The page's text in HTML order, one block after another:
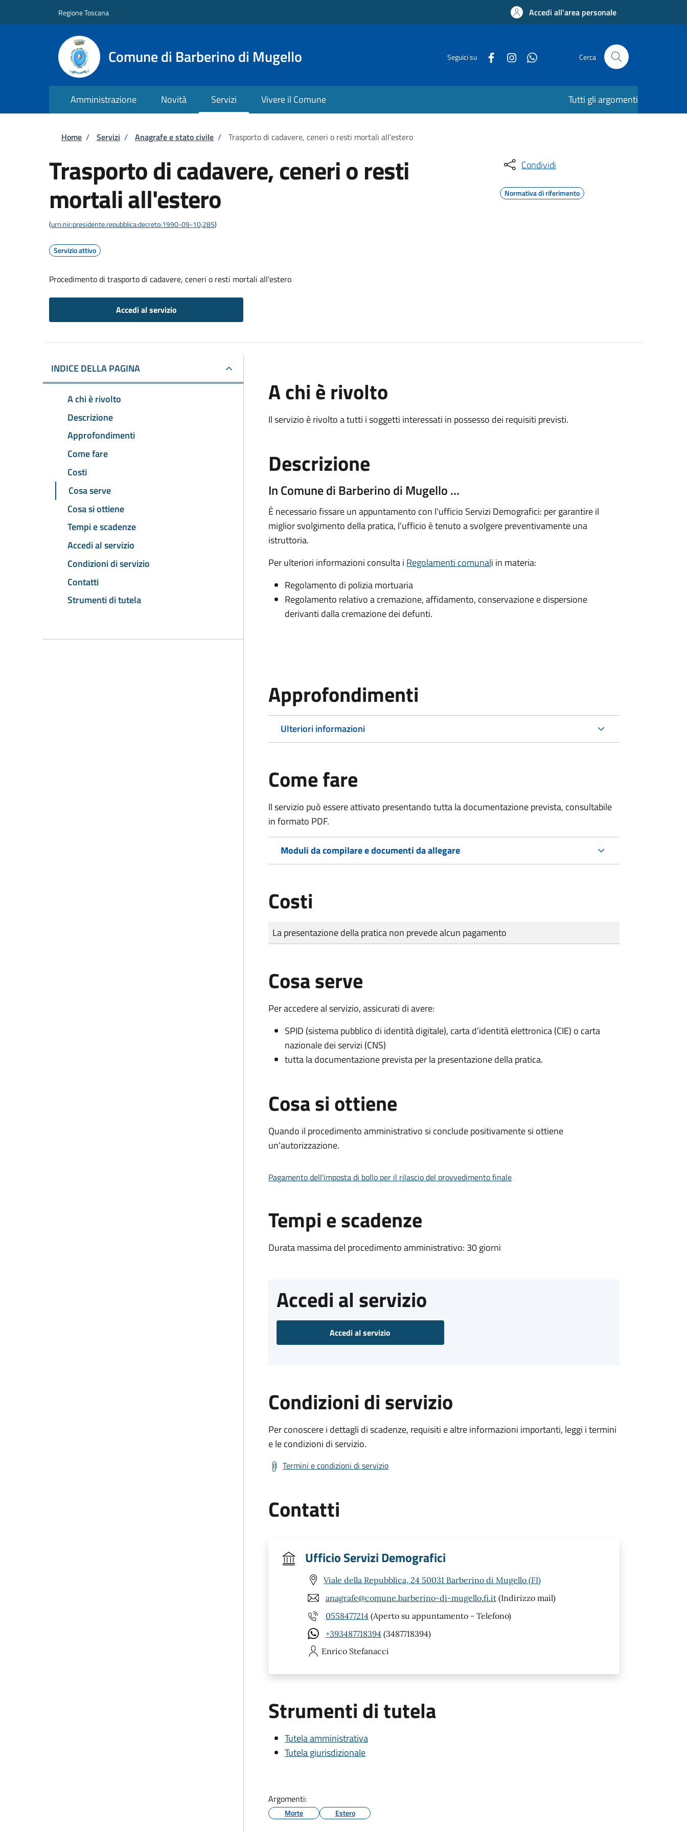
Regione Toscana Accedi all'area personale
Comune di Barberino di Mugello Seguici su Cerca
Amministrazione Novità Servizi Vivere il Comune Tutti gli argomenti
Briciole di pane
Home / Servizi / Anagrafe e stato civile / Trasporto di cadavere, ceneri o resti mortali all'estero
Trasporto di cadavere, ceneri o resti
mortali all'estero
(urn:nir:presidente.repubblica:decreto:1990-09-10;285)
Servizio attivo
Procedimento di trasporto di cadavere, ceneri o resti mortali all'estero
Accedi al servizio
Condividi
Normativa di riferimento
INDICE DELLA PAGINA
A chi è rivolto
Descrizione
Approfondimenti
Come fare
Costi
Cosa serve
Cosa si ottiene
Tempi e scadenze
Accedi al servizio
Condizioni di servizio
Contatti
Strumenti di tutela
A chi è rivolto
Il servizio è rivolto a tutti i soggetti interessati in possesso dei requisiti previsti.
Descrizione
In Comune di Barberino di Mugello …
È necessario fissare un appuntamento con l'ufficio Servizi Demografici: per garantire il
miglior svolgimento della pratica, l'ufficio è tenuto a svolgere preventivamente una
istruttoria.
Per ulteriori informazioni consulta i Regolamenti comunali in materia:
Regolamento di polizia mortuaria
Regolamento relativo a cremazione, affidamento, conservazione e dispersione
derivanti dalla cremazione dei defunti.
Approfondimenti
Ulteriori informazioni
Come fare
Il servizio può essere attivato presentando tutta la documentazione prevista, consultabile
in formato PDF.
Moduli da compilare e documenti da allegare
Costi
Tipo di pagamento
Importo
La presentazione della pratica non prevede alcun pagamento
Cosa serve
Per accedere al servizio, assicurati di avere:
SPID (sistema pubblico di identità digitale), carta d’identità elettronica (CIE) o carta
nazionale dei servizi (CNS)
tutta la documentazione prevista per la presentazione della pratica.
Cosa si ottiene
Quando il procedimento amministrativo si conclude positivamente si ottiene
un'autorizzazione.
Pagamento dell'imposta di bollo per il rilascio del provvedimento finale
Tempi e scadenze
Durata massima del procedimento amministrativo: 30 giorni
Accedi al servizio
Accedi al servizio
Condizioni di servizio
Per conoscere i dettagli di scadenze, requisiti e altre informazioni importanti, leggi i termini
e le condizioni di servizio.
Termini e condizioni di servizio
Contatti
Ufficio Servizi Demografici
Viale della Repubblica, 24 50031 Barberino di Mugello (FI)
anagrafe@comune.barberino-di-mugello.fi.it (Indirizzo mail)
0558477214 (Aperto su appuntamento - Telefono)
+393487718394 (3487718394)
Enrico Stefanacci
Strumenti di tutela
Tutela amministrativa
Tutela giurisdizionale
Argomenti:
Morte Estero